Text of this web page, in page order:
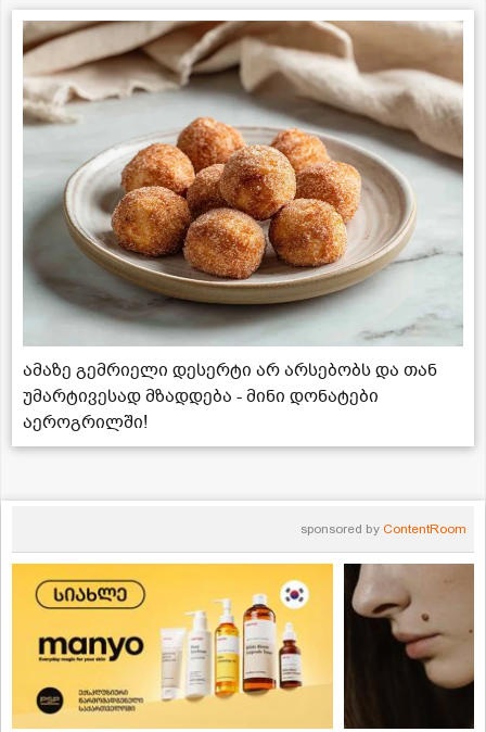
ამაზე გემრიელი დესერტი არ არსებობს და თან
უმარტივესად მზადდება - მინი დონატები
აეროგრილში!
sponsored by ContentRoom